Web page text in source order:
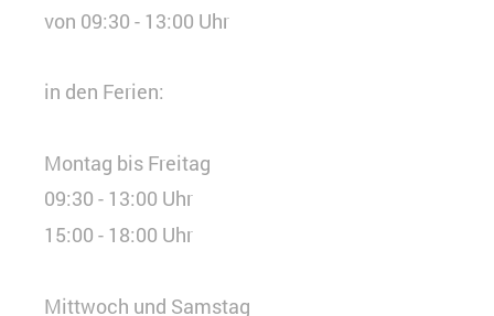
von 09:30 - 13:00 Uhr
in den Ferien:
Montag bis Freitag
09:30 - 13:00 Uhr
15:00 - 18:00 Uhr
Mittwoch und Samstag